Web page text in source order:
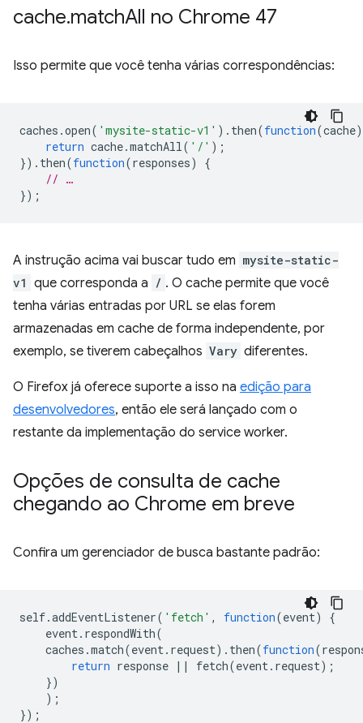
cache.matchAll no Chrome 47
Isso permite que você tenha várias correspondências:
caches .open( 'mysite-static-v1' ). then(function(cache)
return cache.matchAll( '/' );
}). then(function(responses)
{
// …
});
A instrução acima vai buscar tudo em mysite-static-
v1 que corresponda a / . O cache permite que você
tenha várias entradas por URL se elas forem
armazenadas em cache de forma independente, por
exemplo, se tiverem cabeçalhos Vary diferentes.
O Firefox já oferece suporte a isso na edição para
desenvolvedores, então ele será lançado com o
restante da implementação do service worker.
Opções de consulta de cache
chegando ao Chrome em breve
Confira um gerenciador de busca bastante padrão:
self.addEventListener( 'fetch' , function(event)
{
event. respondWith(
caches .match(event. request). then(function(
return response || fetch(event. request);
})
);
});